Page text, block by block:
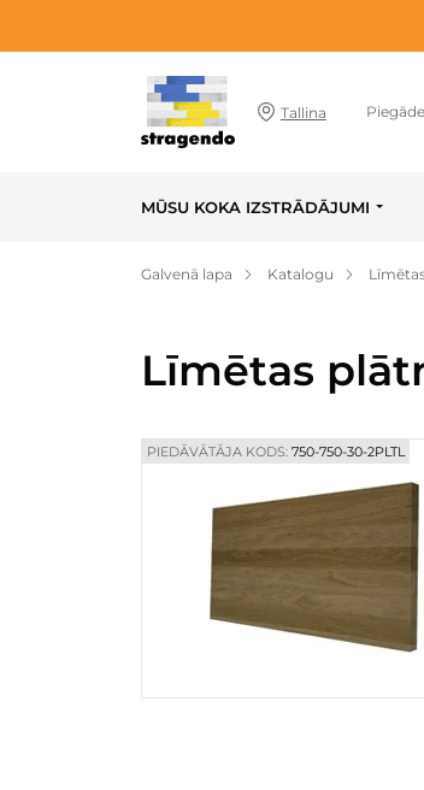
Tallina Piegāde
MŪSU KOKA IZSTRĀDĀJUMI
Galvenā lapa Katalogu
Līmētas
PIEDĀVĀTĀJA KODS: 750-750-30-2PLTL